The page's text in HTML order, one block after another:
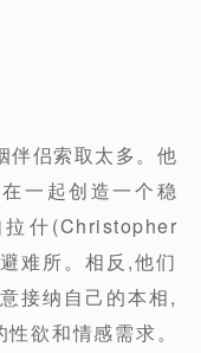
伴侣索取太多。他
一起创造一个稳
什(Christopher
难所。相反,他们
接纳自己的本相,
欲和情感需求。